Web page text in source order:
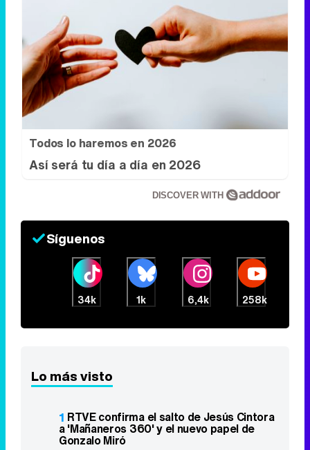
Todos lo haremos en 2026
Así será tu día a día en 2026
DISCOVER WITH
Síguenos
34k 1k 6,4k 258k
Lo más visto
1 RTVE confirma el salto de Jesús Cintora
a 'Mañaneros 360' y el nuevo papel de
Gonzalo Miró